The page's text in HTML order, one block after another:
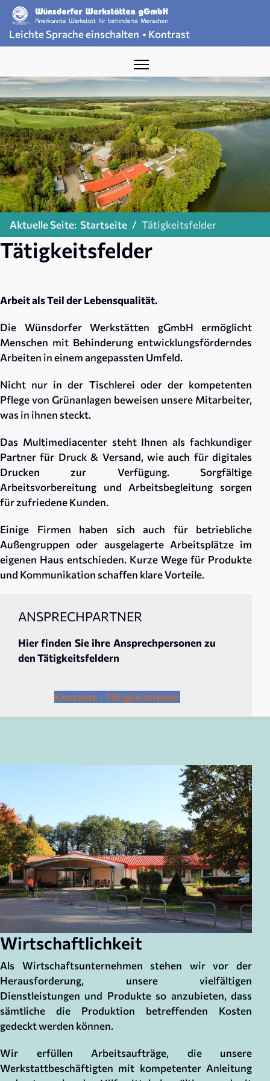
Leichte Sprache einschalten • Kontrast
Aktuelle Seite: Startseite Tätigkeitsfelder
Tätigkeitsfelder
Arbeit als Teil der Lebensqualität.
Die Wünsdorfer Werkstätten gGmbH ermöglicht
Menschen mit Behinderung entwicklungsförderndes
Arbeiten in einem angepassten Umfeld.
Nicht nur in der Tischlerei oder der kompetenten
Pflege von Grünanlagen beweisen unsere Mitarbeiter,
was in ihnen steckt.
Das Multimediacenter steht Ihnen als fachkundiger
Partner für Druck & Versand, wie auch für digitales
Drucken zur Verfügung. Sorgfältige
Arbeitsvorbereitung und Arbeitsbegleitung sorgen
für zufriedene Kunden.
Einige Firmen haben sich auch für betriebliche
Außengruppen oder ausgelagerte Arbeitsplätze im
eigenen Haus entschieden. Kurze Wege für Produkte
und Kommunikation schaffen klare Vorteile.
ANSPRECHPARTNER
Hier finden Sie ihre Ansprechpersonen zu
den Tätigkeitsfeldern
Kontakte - Tätigkeitsfelder
Wirtschaftlichkeit
Als Wirtschaftsunternehmen stehen wir vor der
Herausforderung, unsere vielfältigen
Dienstleistungen und Produkte so anzubieten, dass
sämtliche die Produktion betreffenden Kosten
gedeckt werden können.
Wir erfüllen Arbeitsaufträge, die unsere
Werkstattbeschäftigten mit kompetenter Anleitung